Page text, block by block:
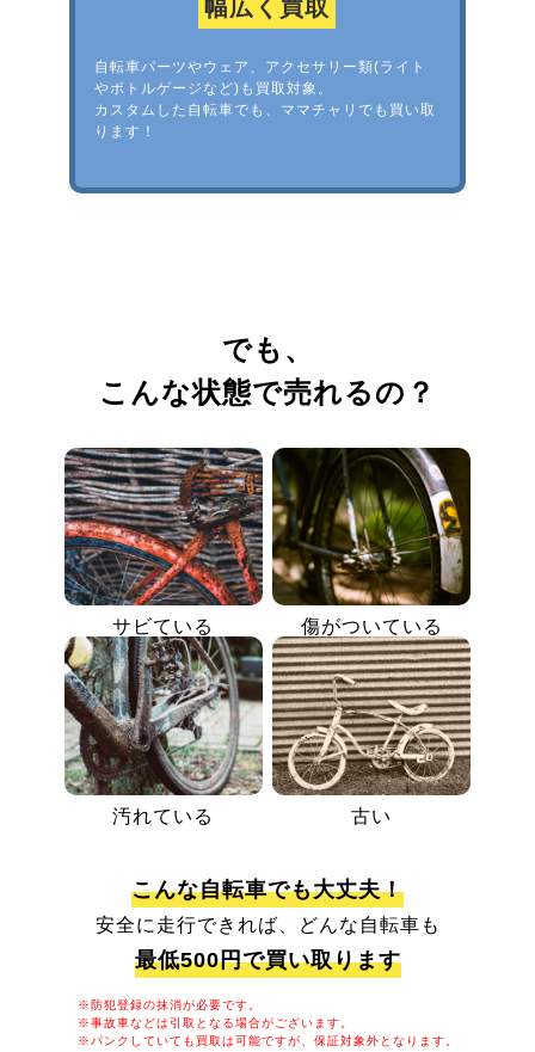
幅広く買取
自転車パーツやウェア、アクセサリー類(ライト
やボトルゲージなど)も買取対象。
カスタムした自転車でも、ママチャリでも買い取
ります！
でも、
こんな状態で売れるの？
サビている 傷がついている
汚れている 古い
こんな自転車でも大丈夫！
安全に走行できれば、どんな自転車も
最低500円で買い取ります
※防犯登録の抹消が必要です。
※事故車などは引取となる場合がございます。
※パンクしていても買取は可能ですが、保証対象外となります。